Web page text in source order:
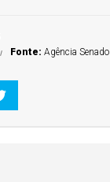
Fonte: Agência Senado